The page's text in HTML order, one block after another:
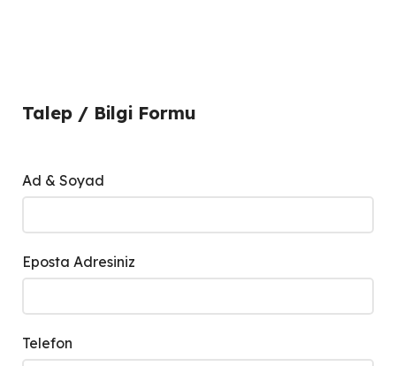
Talep / Bilgi Formu
Ad & Soyad
Eposta Adresiniz
Telefon